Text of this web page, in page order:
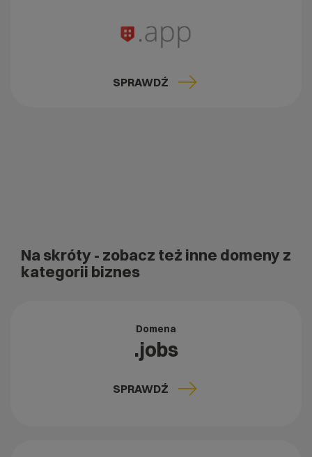
SPRAWDŹ
Na skróty - zobacz też inne domeny z
kategorii biznes
Domena
.jobs
SPRAWDŹ